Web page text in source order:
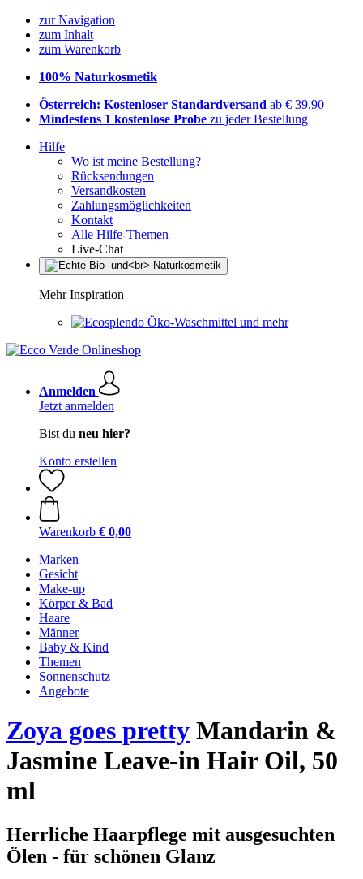
zur Navigation
zum Inhalt
zum Warenkorb
100% Naturkosmetik
Österreich: Kostenloser Standardversand ab € 39,90
Mindestens 1 kostenlose Probe zu jeder Bestellung
Hilfe
Wo ist meine Bestellung?
Rücksendungen
Versandkosten
Zahlungsmöglichkeiten
Kontakt
Alle Hilfe-Themen
Live-Chat
Mehr Inspiration
Öko-Waschmittel und mehr
Anmelden
Jetzt anmelden
Bist du neu hier?
Konto erstellen
Warenkorb € 0,00
Marken
Gesicht
Make-up
Körper & Bad
Haare
Männer
Baby & Kind
Themen
Sonnenschutz
Angebote
Zoya goes pretty Mandarin &
Jasmine Leave-in Hair Oil, 50
ml
Herrliche Haarpflege mit ausgesuchten
Ölen - für schönen Glanz